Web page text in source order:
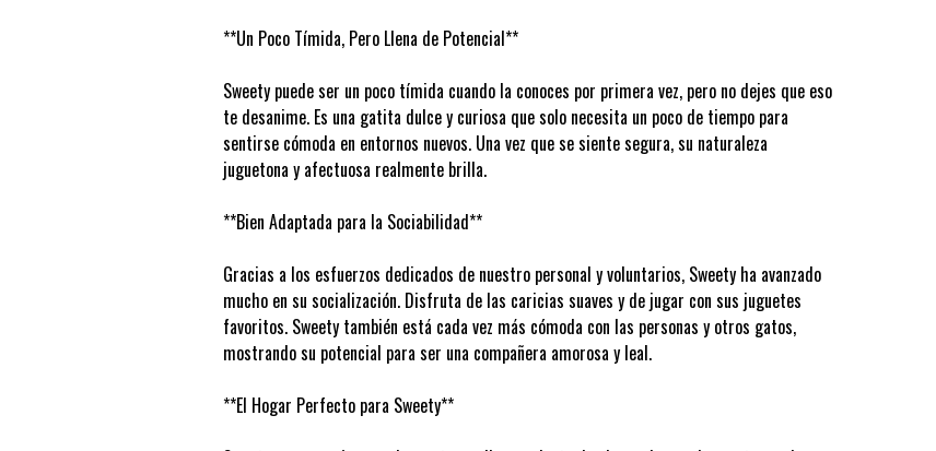
**Un Poco Tímida, Pero Llena de Potencial**
Sweety puede ser un poco tímida cuando la conoces por primera vez, pero no dejes que eso
te desanime. Es una gatita dulce y curiosa que solo necesita un poco de tiempo para
sentirse cómoda en entornos nuevos. Una vez que se siente segura, su naturaleza
juguetona y afectuosa realmente brilla.
**Bien Adaptada para la Sociabilidad**
Gracias a los esfuerzos dedicados de nuestro personal y voluntarios, Sweety ha avanzado
mucho en su socialización. Disfruta de las caricias suaves y de jugar con sus juguetes
favoritos. Sweety también está cada vez más cómoda con las personas y otros gatos,
mostrando su potencial para ser una compañera amorosa y leal.
**El Hogar Perfecto para Sweety**